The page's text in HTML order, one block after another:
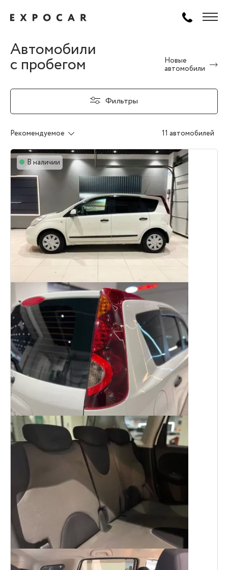
Автомобили
с пробегом
Новые
автомобили
Фильтры
Рекомендуемое 11 автомобилей
В наличии